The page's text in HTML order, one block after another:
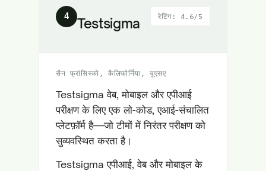
4 Testsigma रेटिंग: 4.6/5
सैन फ्रांसिस्को, कैलिफोर्निया, यूएसए
Testsigma वेब, मोबाइल और एपीआई
परीक्षण के लिए एक लो-कोड, एआई-संचालित
प्लेटफ़ॉर्म है—जो टीमों में निरंतर परीक्षण को
सुव्यवस्थित करता है।
Testsigma एपीआई, वेब और मोबाइल के